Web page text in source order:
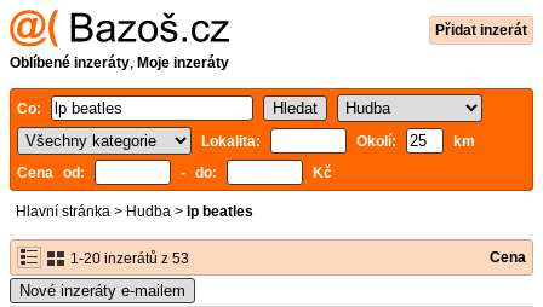
Přidat inzerát
Oblíbené inzeráty, Moje inzeráty
Co:
Lokalita:
Okolí:
km
Cena od:
- do: Kč
Hlavní stránka > Hudba > lp beatles
1-20 inzerátů z 53 Cena
Nové inzeráty e-mailem